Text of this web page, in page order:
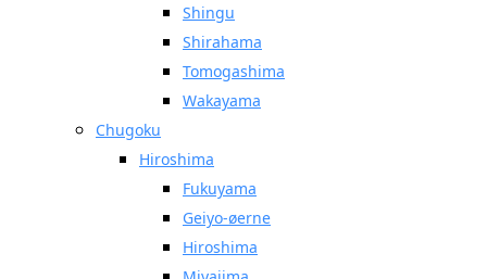
Shingu
Shirahama
Tomogashima
Wakayama
Chugoku
Hiroshima
Fukuyama
Geiyo-øerne
Hiroshima